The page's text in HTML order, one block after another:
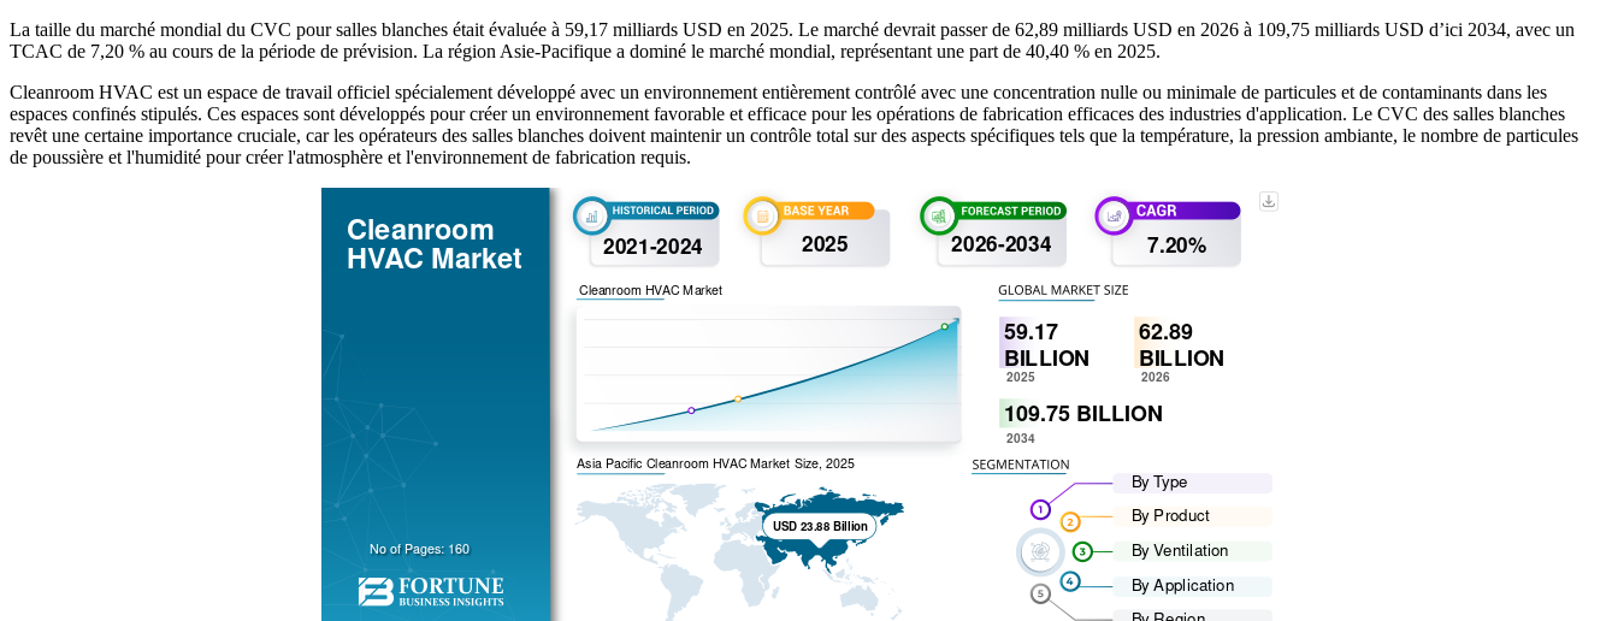
La taille du marché mondial du CVC pour salles blanches était évaluée à 59,17 milliards USD en 2025. Le marché devrait passer de 62,89 milliards USD en 2026 à 109,75 milliards USD d’ici 2034, avec un
TCAC de 7,20 % au cours de la période de prévision. La région Asie-Pacifique a dominé le marché mondial, représentant une part de 40,40 % en 2025.
Cleanroom HVAC est un espace de travail officiel spécialement développé avec un environnement entièrement contrôlé avec une concentration nulle ou minimale de particules et de contaminants dans les
espaces confinés stipulés. Ces espaces sont développés pour créer un environnement favorable et efficace pour les opérations de fabrication efficaces des industries d'application. Le CVC des salles blanches
revêt une certaine importance cruciale, car les opérateurs des salles blanches doivent maintenir un contrôle total sur des aspects spécifiques tels que la température, la pression ambiante, le nombre de particules
de poussière et l'humidité pour créer l'atmosphère et l'environnement de fabrication requis.